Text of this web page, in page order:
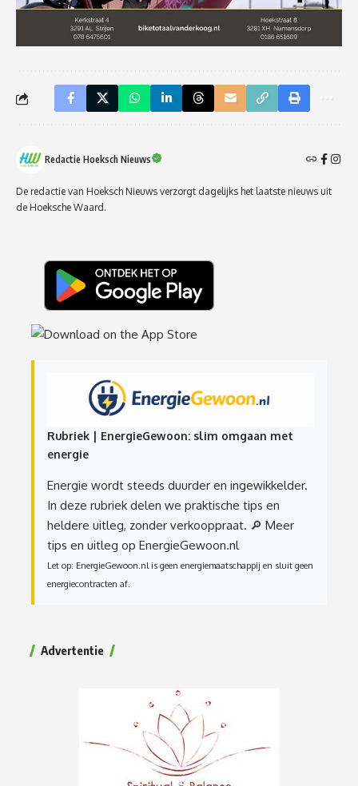
Redactie Hoeksch Nieuws
De redactie van Hoeksch Nieuws verzorgt dagelijks het laatste nieuws uit
de Hoeksche Waard.
Rubriek | EnergieGewoon: slim omgaan met
energie
Energie wordt steeds duurder en ingewikkelder.
In deze rubriek delen we praktische tips en
heldere uitleg, zonder verkooppraat. 🔎 Meer
tips en uitleg op EnergieGewoon.nl
Let op: EnergieGewoon.nl is geen energiemaatschappij en sluit geen
energiecontracten af.
Advertentie